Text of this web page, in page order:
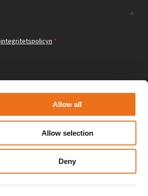
Allow all
Allow selection
Deny
integritetspolicyn *